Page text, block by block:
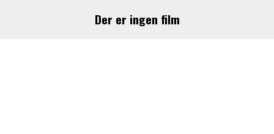
Der er ingen film